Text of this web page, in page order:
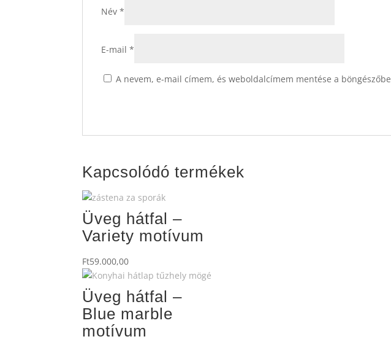
Név*
E-mail*
A nevem, e-mail címem, és weboldalcímem mentése a
Kapcsolódó termékek
Üveg hátfal –
Variety motívum
Ft59.000,00
Üveg hátfal –
Blue marble
motívum